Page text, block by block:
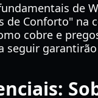
de
Conforto" na
cobre e
seguir